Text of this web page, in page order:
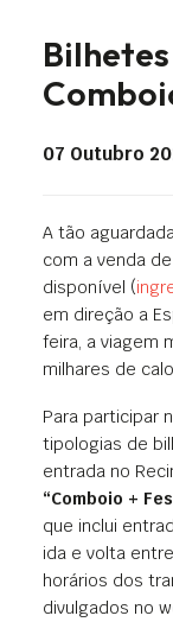
07 Outubro
A tão
com a venda
disponível (
em direção a
feira, a viagem
milhares de
Para participar
tipologias de
entrada no
“Comboio +
que inclui
ida e volta
horários dos
divulgados no